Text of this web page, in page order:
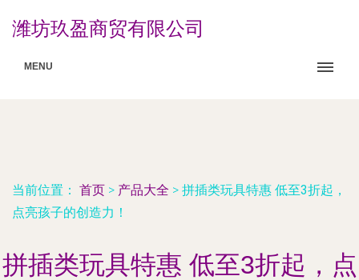
潍坊玖盈商贸有限公司
MENU
当前位置： 首页 > 产品大全 > 拼插类玩具特惠 低至3折起，
点亮孩子的创造力！
拼插类玩具特惠 低至3折起，点